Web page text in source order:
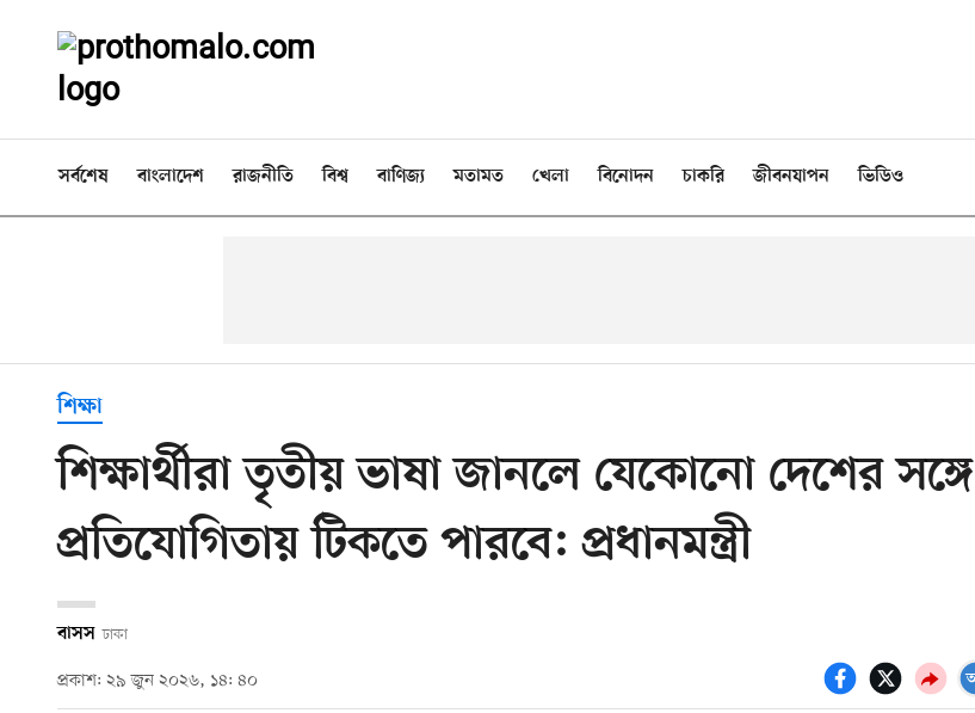
সর্বশেষ বাংলাদেশ রাজনীতি বিশ্ব বাণিজ্য মতামত খেলা বিনোদন চাকরি জীবনযাপন ভিডিও
শিক্ষা
শিক্ষার্থীরা তৃতীয় ভাষা জানলে যেকোনো দেশের সঙ্গে
প্রতিযোগিতায় টিকতে পারবে: প্রধানমন্ত্রী
বাসস ঢাকা
প্রকাশ: ২৯ জুন ২০২৬, ১৪: ৪০